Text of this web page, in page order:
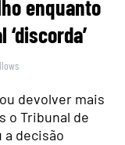
enquanto
devolver mais
o Tribunal de
decisão